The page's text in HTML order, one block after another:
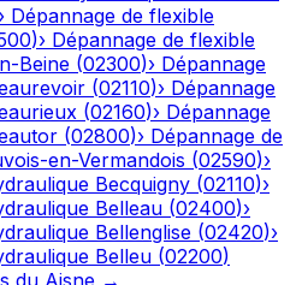
› Dépannage de flexible
)› Dépannage de flexible
Beine (02300)› Dépannage
(02110)› Dépannage
(02160)› Dépannage
(02800)› Dépannage de
en-Vermandois (02590)›
Becquigny (02110)›
Belleau (02400)›
Bellenglise (02420)›
Belleu (02200)